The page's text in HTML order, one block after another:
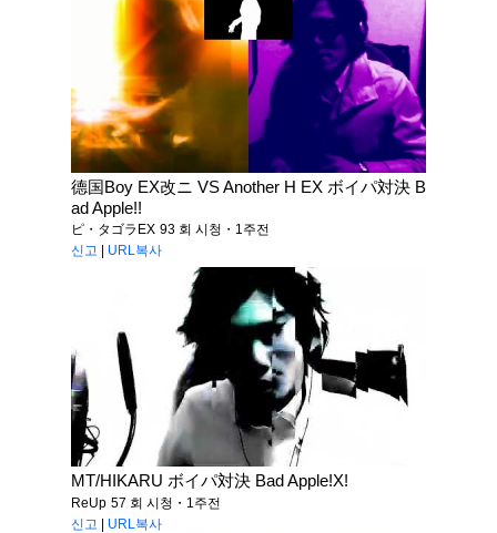
德国Boy EX改ニ VS Another H EX ボイパ対決 B
ad Apple!!
ピ・タゴラEX 93 회 시청・1주전
신고
URL복사
MT/HIKARU ボイパ対決 Bad Apple!X!
ReUp 57 회 시청・1주전
신고
URL복사